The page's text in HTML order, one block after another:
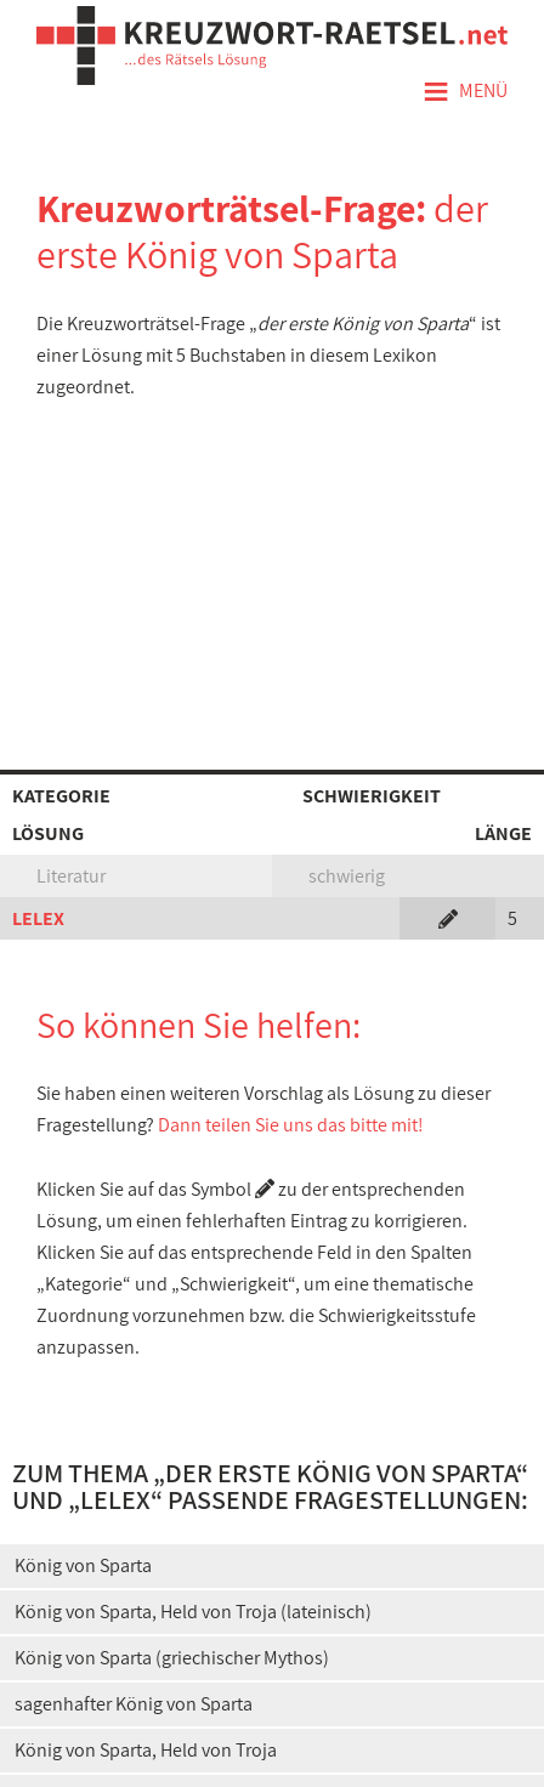
≡ MENÜ
Kreuzworträtsel-Frage:der
erste König von Sparta
Die Kreuzworträtsel-Frage „der erste König von Sparta“ ist
einer Lösung mit 5 Buchstaben in diesem Lexikon
zugeordnet.
KATEGORIE
SCHWIERIGKEIT
LÖSUNG
LÄNGE
Literatur
schwierig
LELEX
5
So können Sie helfen:
Sie haben einen weiteren Vorschlag als Lösung zu dieser
Fragestellung? Dann teilen Sie uns das bitte mit!
Klicken Sie auf das Symbol
zu der entsprechenden
Lösung, um einen fehlerhaften Eintrag zu korrigieren.
Klicken Sie auf das entsprechende Feld in den Spalten
„Kategorie“ und „Schwierigkeit“, um eine thematische
Zuordnung vorzunehmen bzw. die Schwierigkeitsstufe
anzupassen.
ZUM THEMA „DER ERSTE KÖNIG VON SPARTA“
UND „LELEX“ PASSENDE FRAGESTELLUNGEN:
König von Sparta
König von Sparta, Held von Troja (lateinisch)
König von Sparta (griechischer Mythos)
sagenhafter König von Sparta
König von Sparta, Held von Troja